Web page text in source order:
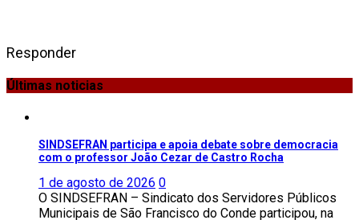
Responder
Últimas noticias
SINDSEFRAN participa e apoia debate sobre democracia
com o professor João Cezar de Castro Rocha
1 de agosto de 2026 0
O SINDSEFRAN – Sindicato dos Servidores Públicos
Municipais de São Francisco do Conde participou, na